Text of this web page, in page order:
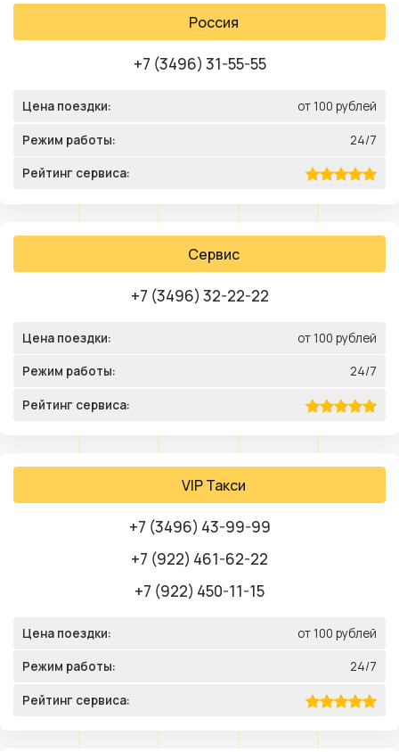
Россия
+7 (3496) 31-55-55
Цена поездки: от 100 рублей
Режим работы: 24/7
Рейтинг сервиса:
Сервис
+7 (3496) 32-22-22
Цена поездки: от 100 рублей
Режим работы: 24/7
Рейтинг сервиса:
VIP Такси
+7 (3496) 43-99-99
+7 (922) 461-62-22
+7 (922) 450-11-15
Цена поездки: от 100 рублей
Режим работы: 24/7
Рейтинг сервиса: